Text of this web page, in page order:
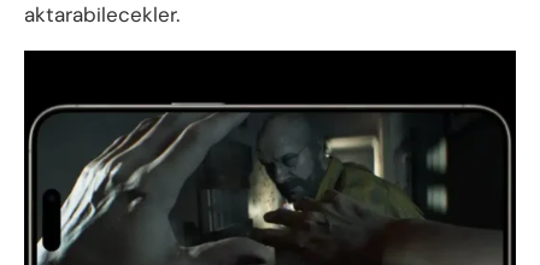
aktarabilecekler.